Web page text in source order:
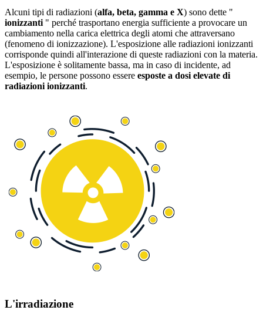
Alcuni tipi di radiazioni (alfa, beta, gamma e X) sono dette "
ionizzanti " perché trasportano energia sufficiente a provocare un
cambiamento nella carica elettrica degli atomi che attraversano
(fenomeno di ionizzazione). L'esposizione alle radiazioni ionizzanti
corrisponde quindi all'interazione di queste radiazioni con la materia.
L'esposizione è solitamente bassa, ma in caso di incidente, ad
esempio, le persone possono essere esposte a dosi elevate di
radiazioni ionizzanti.
L'irradiazione